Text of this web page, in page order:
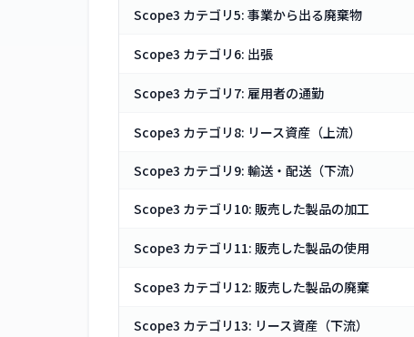
Scope3 カテゴリ5: 事業から出る廃棄物
Scope3 カテゴリ6: 出張
Scope3 カテゴリ7: 雇用者の通勤
Scope3 カテゴリ8: リース資産（上流）
Scope3 カテゴリ9: 輸送・配送（下流）
Scope3 カテゴリ10: 販売した製品の加工
Scope3 カテゴリ11: 販売した製品の使用
Scope3 カテゴリ12: 販売した製品の廃棄
Scope3 カテゴリ13: リース資産（下流）